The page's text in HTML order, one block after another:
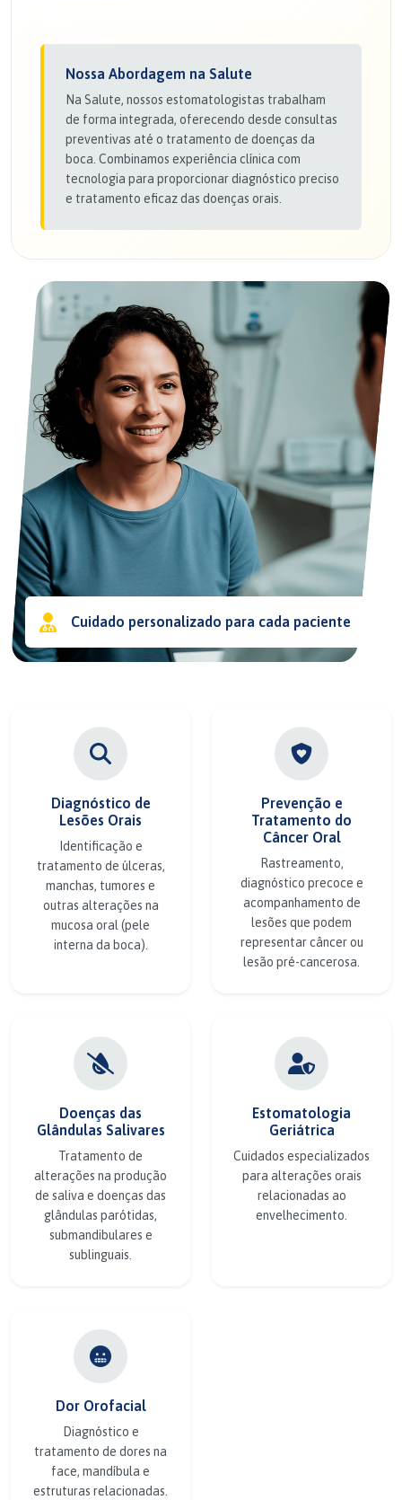
Nossa Abordagem na Salute
Na Salute, nossos estomatologistas trabalham
de forma integrada, oferecendo desde consultas
preventivas até o tratamento de doenças da
boca. Combinamos experiência clínica com
tecnologia para proporcionar diagnóstico preciso
e tratamento eficaz das doenças orais.
Cuidado personalizado para cada paciente
Diagnóstico de
Lesões Orais
Identificação e
tratamento de úlceras,
manchas, tumores e
outras alterações na
mucosa oral (pele
interna da boca).
Prevenção e
Tratamento do
Câncer Oral
Rastreamento,
diagnóstico precoce e
acompanhamento de
lesões que podem
representar câncer ou
lesão pré-cancerosa.
Doenças das
Glândulas Salivares
Tratamento de
alterações na produção
de saliva e doenças das
glândulas parótidas,
submandibulares e
sublinguais.
Estomatologia
Geriátrica
Cuidados especializados
para alterações orais
relacionadas ao
envelhecimento.
Dor Orofacial
Diagnóstico e
tratamento de dores na
face, mandíbula e
estruturas relacionadas.